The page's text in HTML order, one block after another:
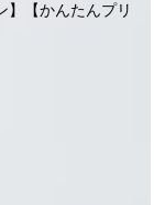
】【かんたんプリ